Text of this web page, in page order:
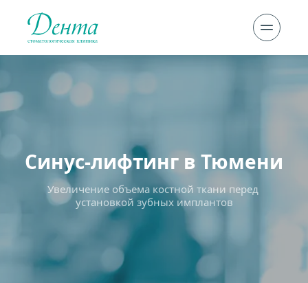
Синус-лифтинг в Тюмени
Увеличение объема костной ткани перед
установкой зубных имплантов